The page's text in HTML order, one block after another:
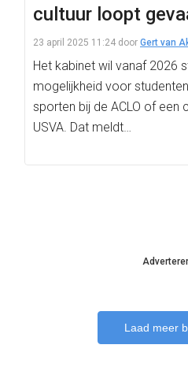
cultuur loopt
23 april 2025 11:24 door Gert van
Het kabinet wil vanaf 2026
mogelijkheid voor
sporten bij de ACLO of een
USVA. Dat meldt…
Laad meer